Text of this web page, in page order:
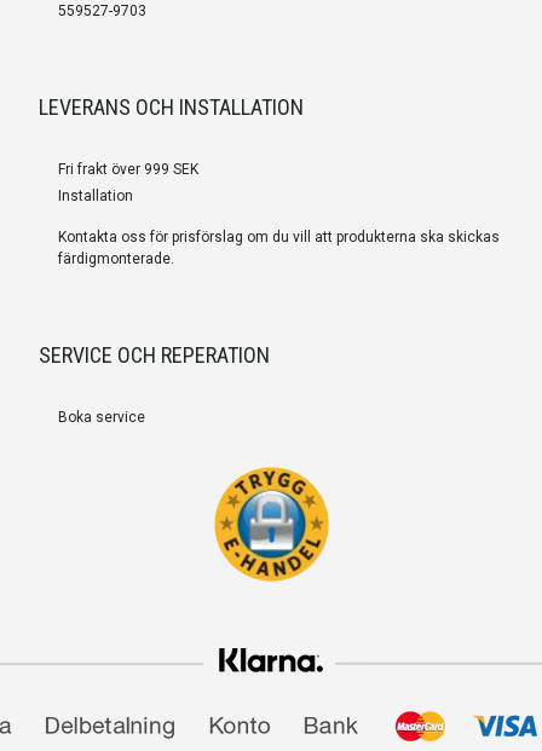
559527-9703
LEVERANS OCH INSTALLATION
Fri frakt över 999 SEK
Installation
Kontakta oss för prisförslag om du vill att produkterna ska skickas
färdigmonterade.
SERVICE OCH REPERATION
Boka service